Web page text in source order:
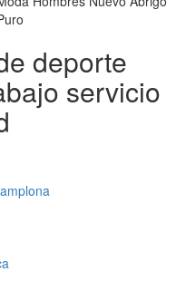
deporte
servicio